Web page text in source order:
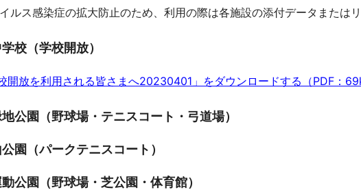
ルス感染症の拡大防止のため、利用の際は各施設の添付データまたは
校（学校開放）
開放を利用される皆さまへ20230401」をダウンロードする（PDF：
公園（野球場・テニスコート・弓道場）
園（パークテニスコート）
公園（野球場・芝公園・体育館）